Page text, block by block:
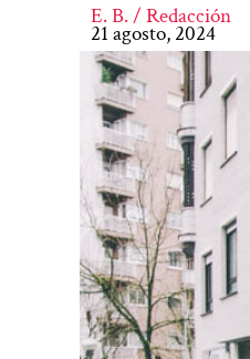
E. B. / Redacción
21 agosto, 2024